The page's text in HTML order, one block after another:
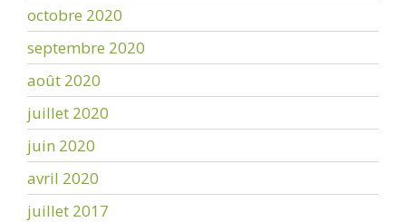
octobre 2020
septembre 2020
août 2020
juillet 2020
juin 2020
avril 2020
juillet 2017